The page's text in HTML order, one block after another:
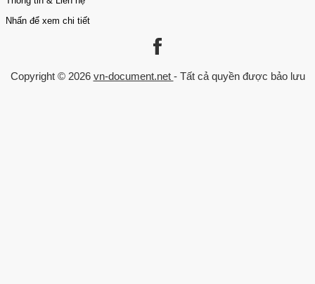
Nhấn để xem chi tiết
Trang chủ
Về chúng tôi
Kinh Tế - Quản Lý
Luận văn Thạc sĩ
Copyright © 2026 vn-document.net - Tất cả quyền được bảo lưu